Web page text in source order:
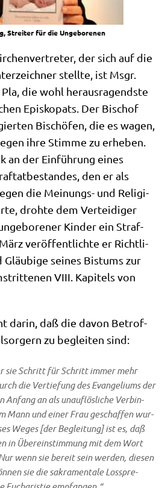
Strei­ter für die Ungeborenen
der sich auf die
stell­te, ist Msgr.
die wohl her­aus­ra­gend­ste
Epi­sko­pats. Der Bischof
Bischö­fen, die es wagen,
ihre Stim­me zu erhe­ben.
an der Ein­füh­rung eines
den er als
die Mei­nungs- und Reli­gi­
droh­te dem Ver­tei­di­ger
Kin­der ein Straf­
ver­öf­fent­lich­te er Richt­li­
Gläu­bi­ge sei­nes Bis­tums zur
VIII. Kapi­tels von
dar­in, daß die davon Betrof­
zu beglei­ten sind:
sie Schritt für Schritt immer mehr
die Ver­tie­fung des Evan­ge­li­ums der
Anfang an als unauf­lös­li­che Ver­bin­
Mann und einer Frau geschaf­fen wur­
Weges [der Beglei­tung] ist es, daß
in Über­ein­stim­mung mit dem Wort
wenn sie bereit sein wer­den, die­sen
sie die sakra­men­ta­le Los­spre­